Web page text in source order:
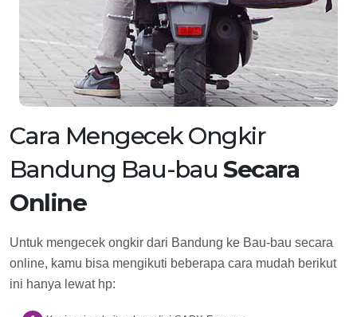
Cara Mengecek Ongkir
Bandung Bau-bauSecara
Online
Untuk mengecek ongkir dari Bandung ke Bau-bau secara
online, kamu bisa mengikuti beberapa cara mudah berikut
ini hanya lewat hp: